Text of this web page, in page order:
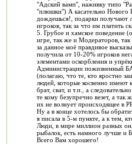
"Адский вамп", наживку типо
"плюшки") А касательно Нового
дождешься!, подарки получают
игроков, так за что им платить
5. Грубое и хамское поведение
игре, так же и Модераторов,
за данное моё правдивое
получила от 10-20% игроков
элементами оскорбления и
Администрации пожизненный
(полагаю, что те, кто яростно
людей, которые косвенно имеют
брат, сват, и т.п., а
те кому безупречно везет, а так
их не волнует происходящее в
Ну а в конце хотелось бы
я писала в 5-м пункте, а к тем,
Люди, в мире миллион разных
рыбалок, есть намного лучше
Всего Вам хорошего!